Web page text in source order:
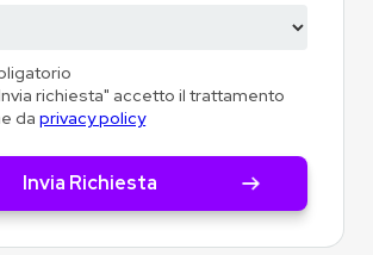
richiesta" accetto il trattamento
daprivacy policy